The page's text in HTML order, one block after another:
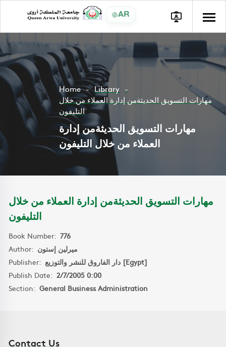
AR
Home
Library
مهارات التسويق الحديثةمن إدارة العملاء من خلال
التليفون
مهارات التسويق الحديثةمن إدارة
العملاء من خلال التليفون
مهارات التسويق الحديثةمن إدارة العملاء من خلال
التليفون
Book Number: 776
Author: ميرلين إستون
Publisher:
دار الفاروق للنشر والتوزيع [Egypt]
Publish Date: 2/7/2005 0:00
Section: General Business Administration
Contact Us